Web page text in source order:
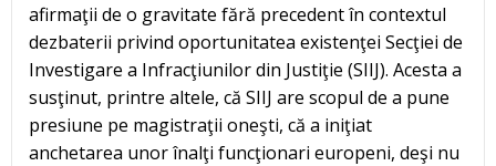
afirmaţii de o gravitate fără precedent în contextul
dezbaterii privind oportunitatea existenţei Secţiei de
Investigare a Infracţiunilor din Justiţie (SIIJ). Acesta a
susţinut, printre altele, că SIIJ are scopul de a pune
presiune pe magistraţii oneşti, că a iniţiat
anchetarea unor înalţi funcţionari europeni, deşi nu